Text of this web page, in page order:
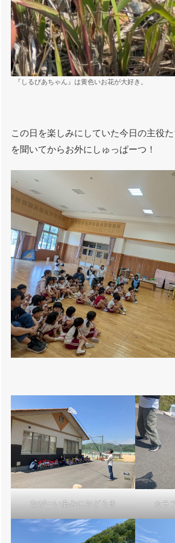
『しるびあちゃん』は黄色いお花が大好き。
この日を楽しみにしていた今日の主役
を聞いてからお外にしゅっぱーつ！
ながーいあみにおどろき カラ